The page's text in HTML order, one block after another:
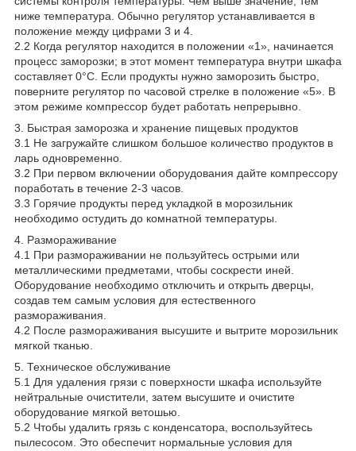
ниже температура. Обычно регулятор устанавливается в
положение между цифрами 3 и 4.
2.2 Когда регулятор находится в положении «1», начинается
процесс заморозки; в этот момент температура внутри шкафа
составляет 0°С. Если продукты нужно заморозить быстро,
поверните регулятор по часовой стрелке в положение «5». В
этом режиме компрессор будет работать непрерывно.
3. Быстрая заморозка и хранение пищевых продуктов
3.1 Не загружайте слишком большое количество продуктов в
ларь одновременно.
3.2 При первом включении оборудования дайте компрессору
поработать в течение 2-3 часов.
3.3 Горячие продукты перед укладкой в морозильник
необходимо остудить до комнатной температуры.
4. Размораживание
4.1 При размораживании не пользуйтесь острыми или
металлическими предметами, чтобы соскрести иней.
Оборудование необходимо отключить и открыть дверцы,
создав тем самым условия для естественного
размораживания.
4.2 После размораживания высушите и вытрите морозильник
мягкой тканью.
5. Техническое обслуживание
5.1 Для удаления грязи с поверхности шкафа используйте
нейтральные очистители, затем высушите и очистите
оборудование мягкой ветошью.
5.2 Чтобы удалить грязь с конденсатора, воспользуйтесь
пылесосом. Это обеспечит нормальные условия для